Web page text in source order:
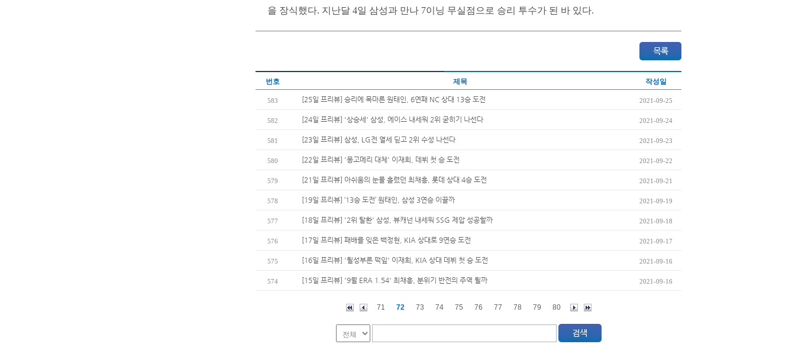
을 장식했다. 지난달 4일 삼성과 만나 7이닝 무실점으로 승리 투수가 된 바 있다.
번호 제목 작성일
583 [25일 프리뷰] 승리에 목마른 원태인, 6연패 NC 상대 13승 도전 2021-09-25
582 [24일 프리뷰] '상승세' 삼성, 에이스 내세워 2위 굳히기 나선다 2021-09-24
581 [23일 프리뷰] 삼성, LG전 열세 딛고 2위 수성 나선다 2021-09-23
580 [22일 프리뷰] '몽고메리 대체' 이재희, 데뷔 첫 승 도전 2021-09-22
579 [21일 프리뷰] 아쉬움의 눈물 흘렸던 최채흥, 롯데 상대 4승 도전 2021-09-21
578 [19일 프리뷰] ‘13승 도전’ 원태인, 삼성 3연승 이끌까 2021-09-19
577 [18일 프리뷰] '2위 탈환' 삼성, 뷰캐넌 내세워 SSG 제압 성공할까 2021-09-18
576 [17일 프리뷰] 패배를 잊은 백정현, KIA 상대로 9연승 도전 2021-09-17
575 [16일 프리뷰] '될성부른 떡잎' 이재희, KIA 상대 데뷔 첫 승 도전 2021-09-16
574 [15일 프리뷰] '9월 ERA 1.54' 최채흥, 분위기 반전의 주역 될까 2021-09-16
71 72 73 74 75 76 77 78 79 80